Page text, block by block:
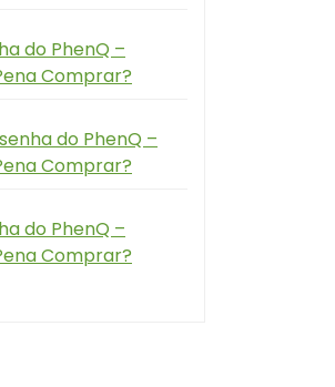
do PhenQ –
Comprar?
do PhenQ –
Comprar?
do PhenQ –
Comprar?